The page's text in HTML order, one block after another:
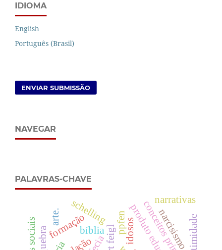
IDIOMA
English
Português (Brasil)
ENVIAR SUBMISSÃO
NAVEGAR
PALAVRAS-CHAVE
bíblia
formação idosos
arte. schelling narcisismo
quebra
ppfen
narrativas